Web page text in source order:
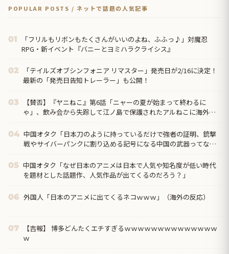
POPULAR POSTS / ネットで話題の人気記事
01
「フリルもリボンもたくさんがいいのよね、ふふっ♪」対魔忍
RPG・新イベント『バニーとヨミハラクライシス』
02
「テイルズオブシンフォニア リマスター」発売日が2/16に決定！
最新の「発売日告知トレーラー」も公開！
03
【賛否】『ヤニねこ』第6話「ニャーの夏が始まって終わるに
ゃ」、飲み会から失踪して江ノ島で保護されたアルねこに海外ざ
ぞ、夢か？」
04 中国オタク「日本刀のように持っているだけで強者の証明、銃撃
戦やサイバーパンクに割り込める記号になる中国の武器ってなん
05 中国オタク「なぜ日本のアニメは日本で人気や知名度が低い時代
を題材とした話題作、人気作品が出てくるのだろう？」
06 外国人「日本のアニメに出てくるネコｗｗｗ」（海外の反応）
07
【吉報】 博多どんたくエチすぎるｗｗｗｗｗｗｗｗｗｗｗｗｗｗ
ｗ